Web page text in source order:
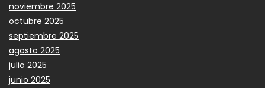
noviembre 2025
octubre 2025
septiembre 2025
agosto 2025
julio 2025
junio 2025